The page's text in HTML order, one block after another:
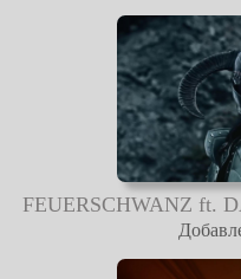
FEUERSCHWANZ ft.